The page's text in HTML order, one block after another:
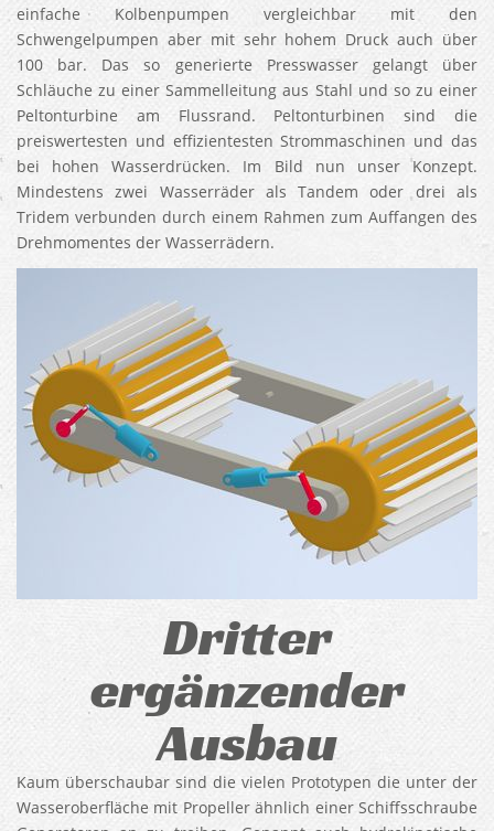
einfache Kolbenpumpen vergleichbar mit den
Schwengelpumpen aber mit sehr hohem Druck auch über
100 bar. Das so generierte Presswasser gelangt über
Schläuche zu einer Sammelleitung aus Stahl und so zu einer
Peltonturbine am Flussrand. Peltonturbinen sind die
preiswertesten und effizientesten Strommaschinen und das
bei hohen Wasserdrücken. Im Bild nun unser Konzept.
Mindestens zwei Wasserräder als Tandem oder drei als
Tridem verbunden durch einem Rahmen zum Auffangen des
Drehmomentes der Wasserrädern.
Dritter
ergänzender
Ausbau
Kaum überschaubar sind die vielen Prototypen die unter der
Wasseroberfläche mit Propeller ähnlich einer Schiffsschraube